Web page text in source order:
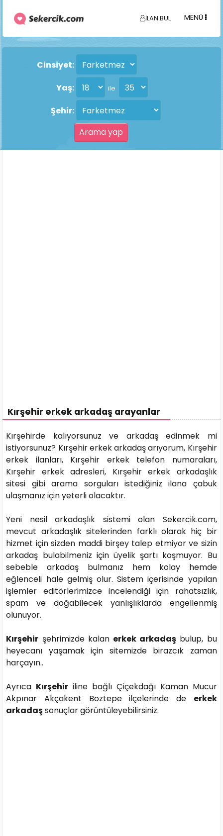
İLAN BUL MENÜ
Cinsiyet:
Yaş:
ile
Şehir:
Kırşehir erkek arkadaş arayanlar
Kırşehirde kalıyorsunuz ve arkadaş edinmek mi
istiyorsunuz? Kırşehir erkek arkadaş arıyorum, Kırşehir
erkek ilanları, Kırşehir erkek telefon numaraları,
Kırşehir erkek adresleri, Kırşehir erkek arkadaşlık
sitesi gibi arama sorguları istediğiniz ilana çabuk
ulaşmanız için yeterli olacaktır.
Yeni nesil arkadaşlık sistemi olan Sekercik.com,
mevcut arkadaşlık sitelerinden farklı olarak hiç bir
hizmet için sizden maddi birşey talep etmiyor ve sizin
arkadaş bulabilmeniz için üyelik şartı koşmuyor. Bu
sebeble arkadaş bulmanız hem kolay hemde
eğlenceli hale gelmiş olur. Sistem içerisinde yapılan
işlemler editörlerimizce incelendiği için rahatsızlık,
spam ve doğabilecek yanlışlıklarda engellenmiş
olunuyor.
Kırşehir şehrimizde kalan erkek arkadaş bulup, bu
heyecanı yaşamak için sitemizde birazcık zaman
harçayın..
Ayrıca Kırşehir iline bağlı Çiçekdağı Kaman Mucur
Akpınar Akçakent Boztepe ilçelerinde de erkek
arkadaşsonuçlar görüntüleyebilirsiniz.